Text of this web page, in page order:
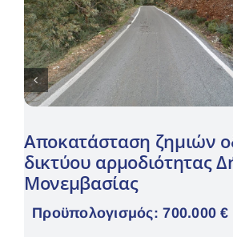
Αποκατάσταση ζημιών
δικτύου αρμοδιότητας
Μονεμβασίας
Προϋπολογισμός: 700.000 €